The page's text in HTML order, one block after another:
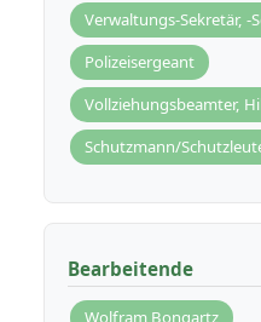
Verwaltungs-Sekretär, -
Polizeisergeant
Vollziehungsbeamter,
Schutzmann/
Bearbeitende
Wolfram Bongartz